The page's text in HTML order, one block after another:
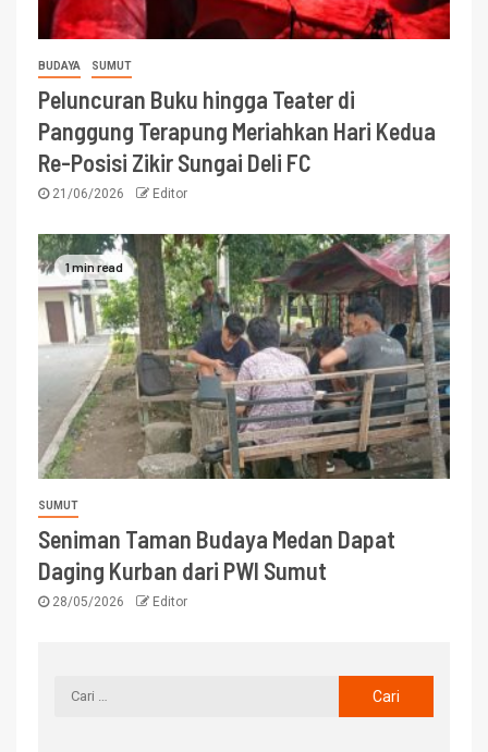
BUDAYA SUMUT
Peluncuran Buku hingga Teater di
Panggung Terapung Meriahkan Hari Kedua
Re-Posisi Zikir Sungai Deli FC
21/06/2026 Editor
1 min read
SUMUT
Seniman Taman Budaya Medan Dapat
Daging Kurban dari PWI Sumut
28/05/2026 Editor